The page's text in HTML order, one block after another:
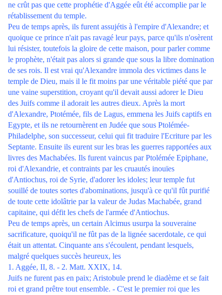
ne crût pas que cette prophétie d'Aggée eût été accomplie par le
rétablissement du temple.
Peu de temps après, ils furent assujétis à l'empire d'Alexandre; et
quoique ce prince n'ait pas ravagé leur pays, parce qu'ils n'osèrent
lui résister, toutefois la gloire de cette maison, pour parler comme
le prophète, n'était pas alors si grande que sous la libre domination
de ses rois. Il est vrai qu'Alexandre immola des victimes dans le
temple de Dieu, mais il le fit moins par une véritable piété que par
une vaine superstition, croyant qu'il devait aussi adorer le Dieu
des Juifs comme il adorait les autres dieux. Après la mort
d'Alexandre, Ptotémée, fils de Lagus, emmena les Juifs captifs en
Egypte, et ils ne retournèrent en Judée que sous Ptolémée-
Philadelphe, son successeur, celui qui fit traduire l'Ecriture par les
Septante. Ensuite ils eurent sur les bras les guerres rapportées aux
livres des Machabées. Ils furent vaincus par Ptolémée Epiphane,
roi d'Alexandrie, et contraints par les cruautés inouïes
d'Antiochus, roi de Syrie, d'adorer les idoles; leur temple fut
souillé de toutes sortes d'abominations, jusqu'à ce qu'il fût purifié
de toute cette idolâtrie par la valeur de Judas Machabée, grand
capitaine, qui défit les chefs de l'armée d'Antiochus.
Peu de temps après, un certain Alcimus usurpa la souveraine
sacrificature, quoiqu'il ne fût pas de la lignée sacerdotale, ce qui
était un attentat. Cinquante ans s'écoulent, pendant lesquels,
malgré quelques succès heureux, les
1. Aggée, II, 8. - 2. Matt. XXIX, 14.
Juifs ne furent pas en paix; Aristobule prend le diadème et se fait
roi et grand prêtre tout ensemble. - C'est le premier roi que les